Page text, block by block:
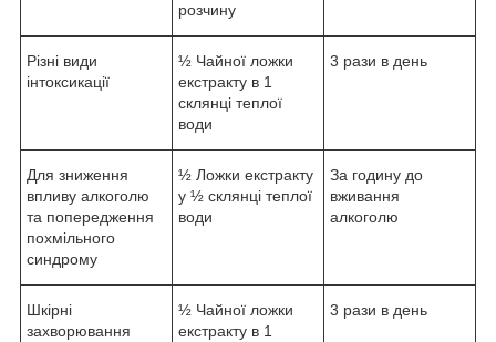
розчину
Різні види
інтоксикації
½ Чайної ложки
екстракту в 1
склянці теплої
води
3 рази в день
Для зниження
впливу алкоголю
та попередження
похмільного
синдрому
½ Ложки екстракту
у ½ склянці теплої
води
За годину до
вживання
алкоголю
Шкірні
захворювання
½ Чайної ложки
екстракту в 1
3 рази в день